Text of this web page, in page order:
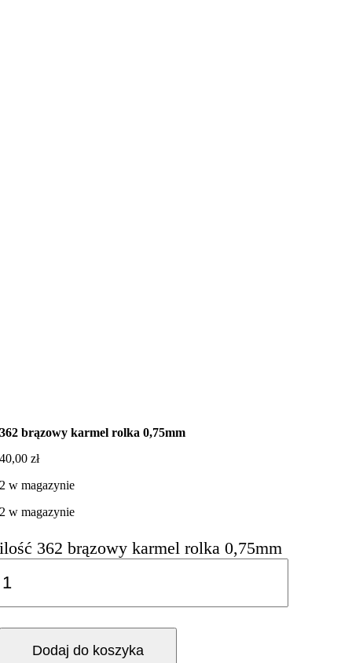
362 brązowy karmel rolka 0,75mm
40,00zł
2 w magazynie
2 w magazynie
ilość 362 brązowy karmel rolka 0,75mm
Dodaj do koszyka